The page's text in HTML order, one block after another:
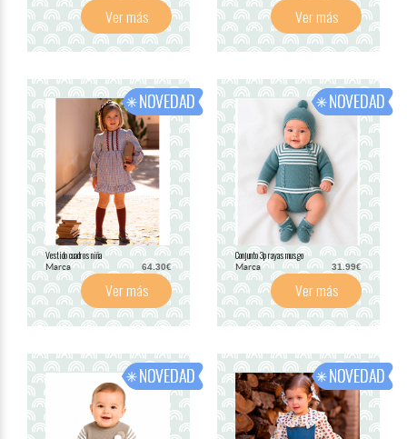
Ver más Ver más
Vestido cuadros niña
Marca 64.30€
Ver más
Conjunto 3p rayas musgo
Marca 31.99€
Ver más